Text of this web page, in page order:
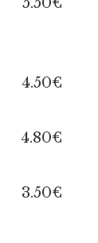
4.50€
4.80€
3.50€